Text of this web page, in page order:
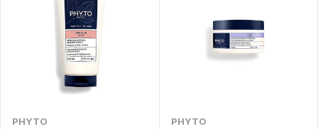
PHYTO PHYTO